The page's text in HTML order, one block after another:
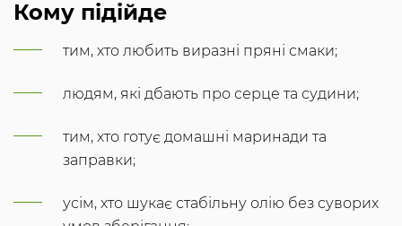
Кому підійде
тим, хто любить виразні пряні смаки;
людям, які дбають про серце та судини;
тим, хто готує домашні маринади та
заправки;
усім, хто шукає стабільну олію без суворих